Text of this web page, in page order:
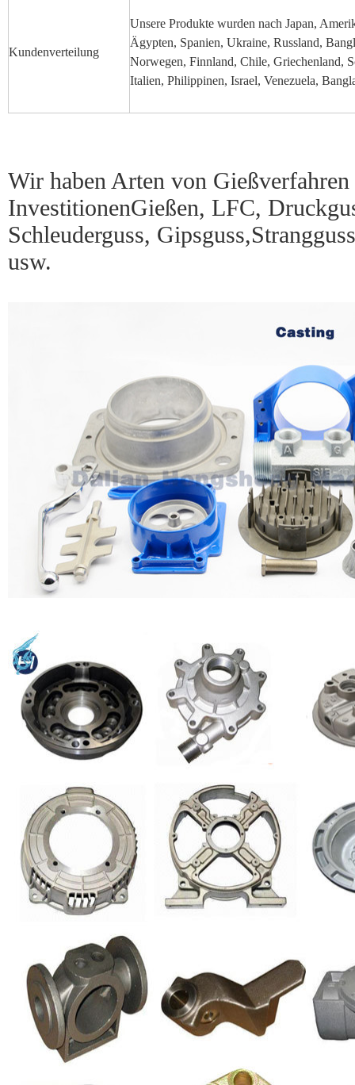
Kundenverteilung
Unsere Produkte wurden nach Japan,
Ägypten, Spanien, Ukraine, Russland,
Norwegen, Finnland, Chile, Griechenland,
Italien, Philippinen, Israel, Venezuela,
Wir haben Arten von Gießverfahren
InvestitionenGießen, LFC,
Schleuderguss, Gipsguss,
usw.